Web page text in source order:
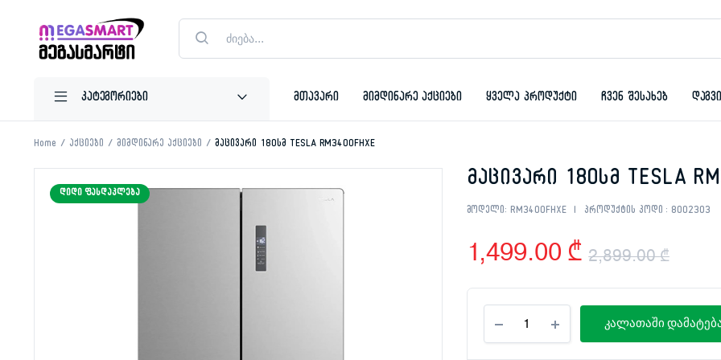
Products
search
მთავარი მიმდინარე აქციები ყველა პროდუქტი ჩვენ შესახებ
Home აქციები მიმდინარე აქციები მაცივარი 180სმ TESLA RM3400FHXE
ᲓᲘᲓᲘ ᲤᲐᲡᲓᲐᲙᲚᲔᲑᲐ მაცივარი 180სმ TESLA
მოდელი: RM3400FHXE პროდუქტის კოდი : 8002303
2,899.00₾
1,499.00 ₾
180სმ
TESLA
კალათაში